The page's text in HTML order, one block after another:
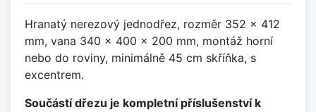
Hranatý nerezový jednodřez, rozměr 352 x 412
mm, vana 340 x 400 x 200 mm, montáž horní
nebo do roviny, minimálně 45 cm skříňka, s
excentrem.
Součástí dřezu je kompletní příslušenství k